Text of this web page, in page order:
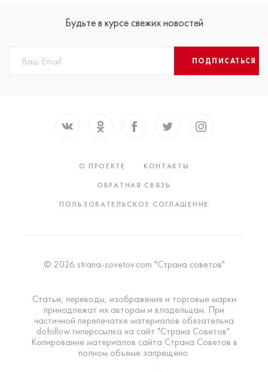
Будьте в курсе свежих новостей
ПОДПИСАТЬСЯ
О ПРОЕКТЕ
КОНТАКТЫ
ОБРАТНАЯ СВЯЗЬ
ПОЛЬЗОВАТЕЛЬСКОЕ СОГЛАШЕНИЕ
© 2026 strana-sovetov.com "Страна советов"
Статьи, переводы, изображения и торговые марки
принадлежат их авторам и владельцам. При
частичной перепечатке материалов обязательна
dofollow гиперссылка на сайт "Страна Советов".
Копирование материалов сайта Страна Советов в
полном объеме запрещено.